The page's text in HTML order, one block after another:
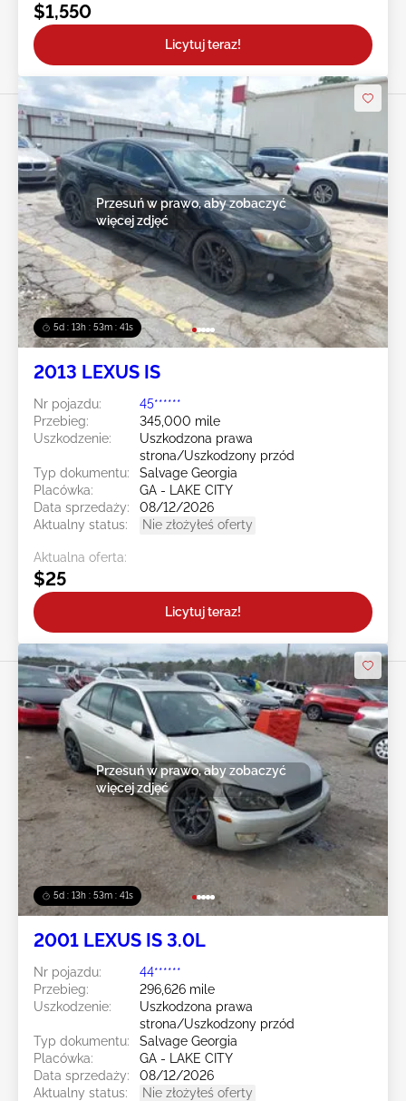
$1,550
Licytuj teraz!
5d : 13h : 53m : 39s
Przesuń w prawo, aby zobaczyć
więcej zdjęć
2013 LEXUS IS
Nr pojazdu:
45******
Przebieg:
345,000 mile
Uszkodzenie:
Uszkodzona prawa
strona/Uszkodzony przód
Typ dokumentu:
Salvage Georgia
Placówka:
GA - LAKE CITY
Data sprzedaży:
08/12/2026
Aktualny status:
Nie złożyłeś oferty
Aktualna oferta:
$25
Licytuj teraz!
5d : 13h : 53m : 39s
Przesuń w prawo, aby zobaczyć
więcej zdjęć
2001 LEXUS IS 3.0L
Nr pojazdu:
44******
Przebieg:
296,626 mile
Uszkodzenie:
Uszkodzona prawa
strona/Uszkodzony przód
Typ dokumentu:
Salvage Georgia
Placówka:
GA - LAKE CITY
Data sprzedaży:
08/12/2026
Aktualny status:
Nie złożyłeś oferty